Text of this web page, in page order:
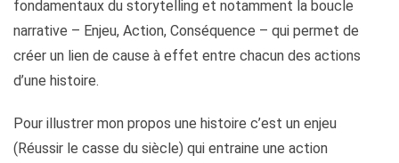
fondamentaux du storytelling et notamment la boucle
narrative – Enjeu, Action, Conséquence – qui permet de
créer un lien de cause à effet entre chacun des actions
d’une histoire.
Pour illustrer mon propos une histoire c’est un enjeu
(Réussir le casse du siècle) qui entraine une action